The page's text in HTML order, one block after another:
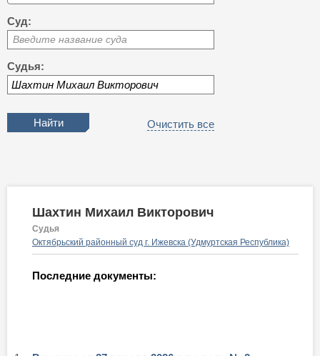
Суд:
Введите название суда
Судья:
Очистить все
Шахтин Михаил Викторович
Судья
Октябрьский районный суд г. Ижевска (Удмуртская Республика)
Последние документы: